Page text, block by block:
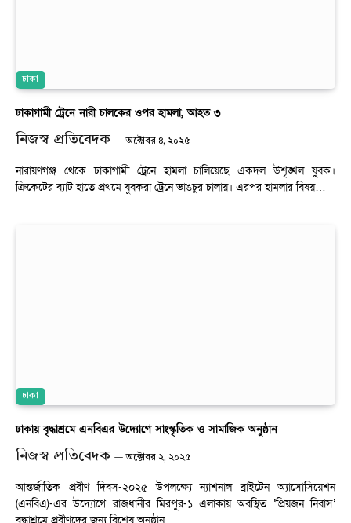
ঢাকা
ঢাকাগামী ট্রেনে নারী চালকের ওপর হামলা, আহত ৩
নিজস্ব প্রতিবেদক অক্টোবর ৪, ২০২৫
নারায়ণগঞ্জ থেকে ঢাকাগামী ট্রেনে হামলা চালিয়েছে একদল উশৃঙ্খল যুবক।
ক্রিকেটের ব্যাট হাতে প্রথমে যুবকরা ট্রেনে ভাঙচুর চালায়। এরপর হামলার বিষয়…
ঢাকা
ঢাকায় বৃদ্ধাশ্রমে এনবিএর উদ্যোগে সাংস্কৃতিক ও সামাজিক অনুষ্ঠান
নিজস্ব প্রতিবেদক অক্টোবর ২, ২০২৫
আন্তর্জাতিক প্রবীণ দিবস-২০২৫ উপলক্ষ্যে ন্যাশনাল ব্রাইটেন অ্যাসোসিয়েশন
(এনবিএ)-এর উদ্যোগে রাজধানীর মিরপুর-১ এলাকায় অবস্থিত ‘প্রিয়জন নিবাস’